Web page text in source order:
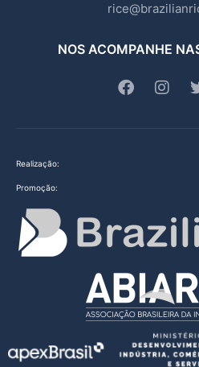
NOS ACOMPANHE
Realização:
Promoção: